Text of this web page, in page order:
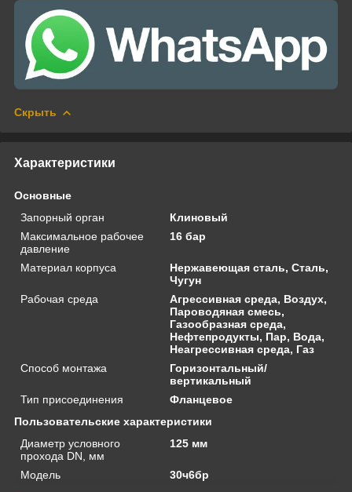
Скрыть
Характеристики
Основные
Запорный орган
Клиновый
Максимальное рабочее
давление
16 бар
Материал корпуса
Нержавеющая сталь, Сталь,
Чугун
Рабочая среда
Агрессивная среда, Воздух,
Пароводяная смесь,
Газообразная среда,
Нефтепродукты, Пар, Вода,
Неагрессивная среда, Газ
Способ монтажа
Горизонтальный/
вертикальный
Тип присоединения
Фланцевое
Пользовательские характеристики
Диаметр условного
прохода DN, мм
125 мм
Модель 30ч6бр